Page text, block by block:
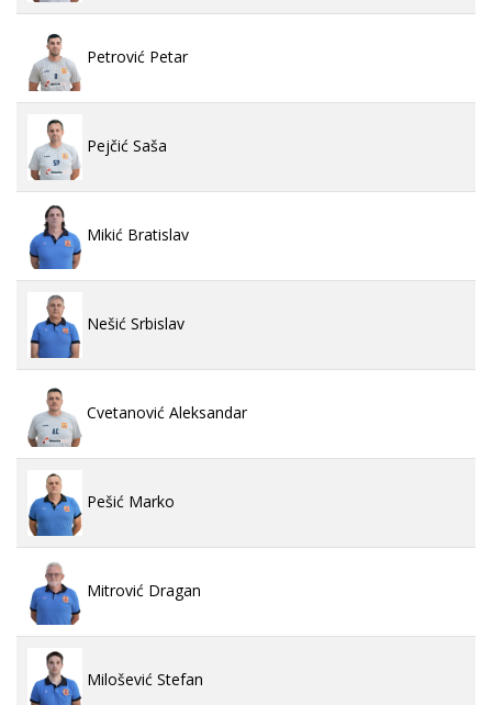
Petrović Petar
Pejčić Saša
Mikić Bratislav
Nešić Srbislav
Cvetanović Aleksandar
Pešić Marko
Mitrović Dragan
Milošević Stefan